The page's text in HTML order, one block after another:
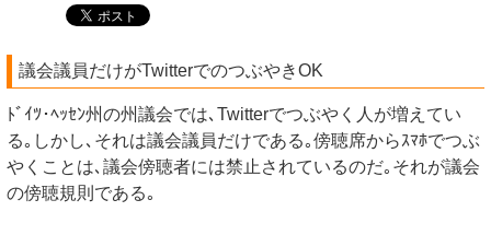
議会議員だけがTwitterでのつぶやきOK
ﾄﾞｲﾂ･ﾍｯｾﾝ州の州議会では､Twitterでつぶやく人が増えてい
る｡しかし､それは議会議員だけである｡傍聴席からｽﾏﾎでつぶ
やくことは､議会傍聴者には禁止されているのだ｡それが議会
の傍聴規則である｡